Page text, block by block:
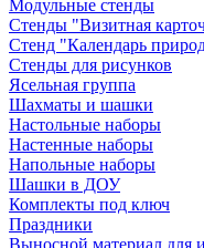
Модульные стенды
Стенды "Визитная
Стенд "Календарь
Стенды для рисунков
Ясельная группа
Шахматы и шашки
Настольные наборы
Настенные наборы
Напольные наборы
Шашки в ДОУ
Комплекты под ключ
Праздники
Выносной материал для